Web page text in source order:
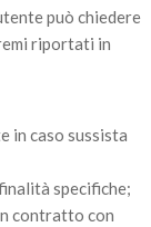
può chiedere
riportati in
in caso sussista
specifiche;
contratto con